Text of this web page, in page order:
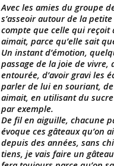
Avec les amies du groupe
s’asseoir autour de la
compte que celle qui reçoit
aimait, parce qu’elle sait
Un instant d’émotion,
passage de la joie de vivre,
entourée, d’avoir gravi les
parler de lui en souriant,
aimait, en utilisant du
par exemple.
De fil en aiguille, chacune
évoque ces gâteaux qu’on
depuis des années, sans
tiens, je vais faire un